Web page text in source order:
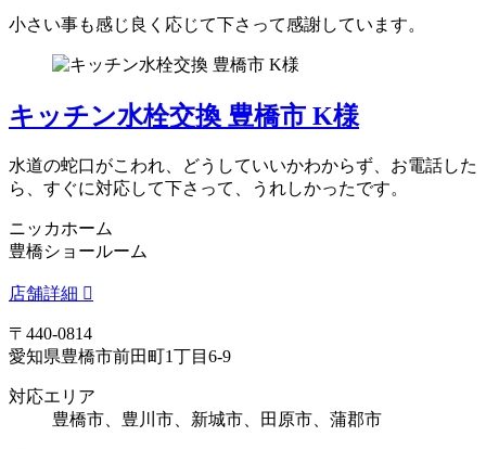
小さい事も感じ良く応じて下さって感謝しています。
キッチン水栓交換 豊橋市 K様
水道の蛇口がこわれ、どうしていいかわからず、お電話した
ら、すぐに対応して下さって、うれしかったです。
ニッカホーム
豊橋ショールーム
店舗詳細
〒440-0814
愛知県豊橋市前田町1丁目6-9
対応エリア
豊橋市、豊川市、新城市、田原市、蒲郡市